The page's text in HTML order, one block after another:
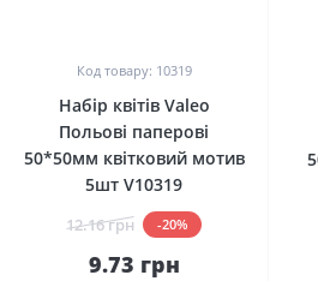
Код товару: 10319
Набір квітів Valeo
Польові паперові
50*50мм квітковий мотив
5шт V10319
12.16 грн -20%
9.73 грн